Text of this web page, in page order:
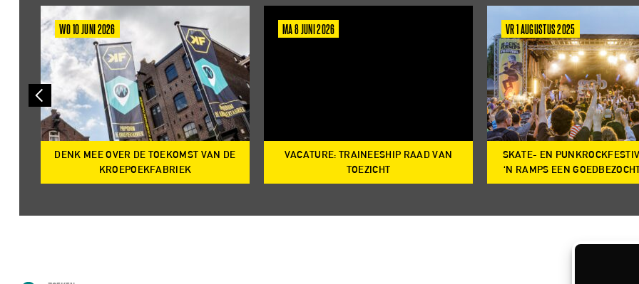
WO 10 JUNI 2026
DENK MEE OVER DE TOEKOMST VAN DE
KROEPOEKFABRIEK
MA 8 JUNI 2026
VACATURE: TRAINEESHIP RAAD VAN
TOEZICHT
VR 1 AUGUSTUS 2025
SKATE- EN
‘N RAMPS EEN